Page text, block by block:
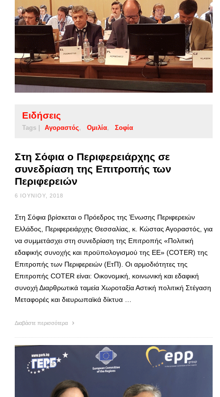
Ειδήσεις
Tags | Αγοραστός Ομιλία Σοφία
Στη Σόφια ο Περιφερειάρχης σε
συνεδρίαση της Επιτροπής των
Περιφερειών
6 ΙΟΥΝΊΟΥ, 2018
Στη Σόφια βρίσκεται ο Πρόεδρος της Ένωσης Περιφερειών
Ελλάδος, Περιφερειάρχης Θεσσαλίας, κ. Κώστας Αγοραστός, για
να συμμετάσχει στη συνεδρίαση της Επιτροπής «Πολιτική
εδαφικής συνοχής και προϋπολογισμού της ΕΕ» (COTER) της
Επιτροπής των Περιφερειών (ΕτΠ). Οι αρμοδιότητες της
Επιτροπής COTER είναι: Οικονομική, κοινωνική και εδαφική
συνοχή Διαρθρωτικά ταμεία Χωροταξία Αστική πολιτική Στέγαση
Μεταφορές και διευρωπαϊκά δίκτυα …
Διαβάστε περισσότερα